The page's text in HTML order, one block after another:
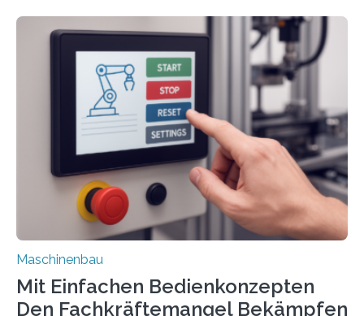
Maschinenbau
Mit Einfachen Bedienkonzepten
Den Fachkräftemangel Bekämpfen